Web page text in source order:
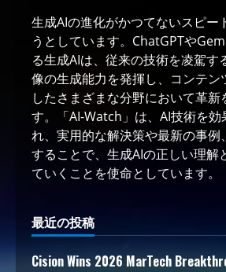
生成AIの進化がかつてないスピー
うとしています。ChatGPTや
る生成AIは、従来の技術を凌駕す
像の生成能力を発揮し、コンテン
したさまざまな分野において革新
す。「AI-Watch」は、AI技術を効
れ、実用的な解決策や最新の事例
することで、生成AIの正しい理解
ていくことを使命としています。
最近の投稿
Cision Wins 2026 MarTech